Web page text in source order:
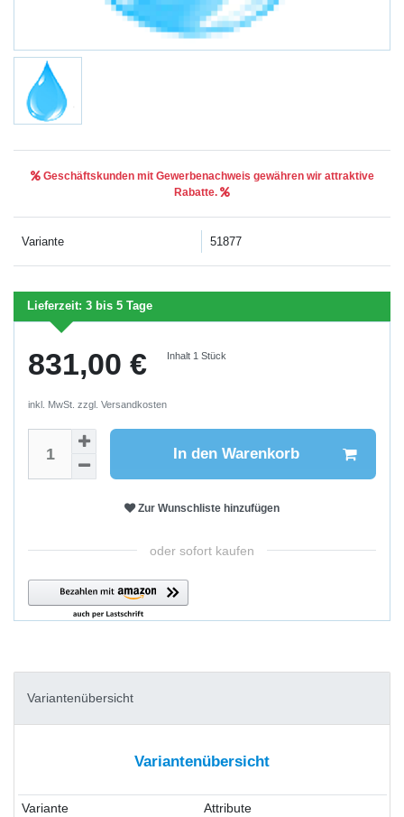
Geschäftskunden mit Gewerbenachweis gewähren wir attraktive
Rabatte.
Variante 51877
Lieferzeit: 3 bis 5 Tage
831,00 € Inhalt 1Stück
inkl. MwSt. zzgl. Versandkosten
In den Warenkorb
Zur Wunschliste hinzufügen
oder sofort kaufen
Variantenübersicht
Variantenübersicht
Variante
Attribute